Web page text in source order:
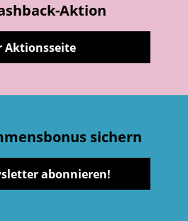
Aktion
Aktionsseite
sichern
abonnieren!